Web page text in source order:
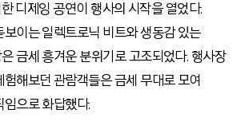
디제잉 공연이 행사의 시작을 열었다.
이는 일렉트로닉 비트와 생동감 있는
금세 흥겨운 분위기로 고조되었다. 행사장
해보던 관람객들은 금세 무대로 모여
으로 화답했다.